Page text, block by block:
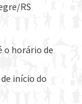
RS
o horário de
início do